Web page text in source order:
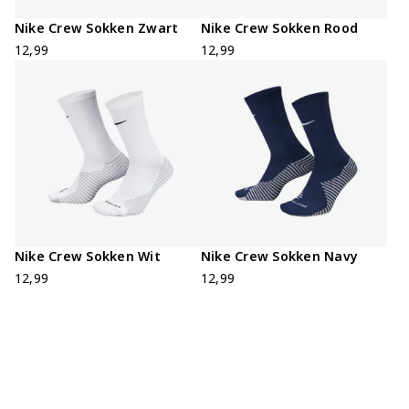
Nike Crew Sokken Zwart
12,99
Nike Crew Sokken Rood
12,99
Nike Crew Sokken Wit
12,99
Nike Crew Sokken Navy
12,99